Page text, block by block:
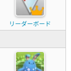
リーダーボード